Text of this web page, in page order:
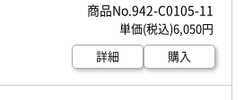
942-C0105-11
6,050円
詳細
購入